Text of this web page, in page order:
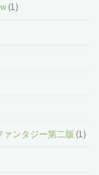
(1)
ンタジー第二版 (1)